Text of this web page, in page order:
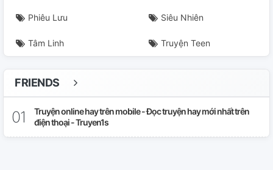
Phiêu Lưu Siêu Nhiên
Tâm Linh Truyện Teen
FRIENDS
Truyện online hay trên mobile - Đọc truyện hay mới nhất trên
điện thoại - Truyen1s